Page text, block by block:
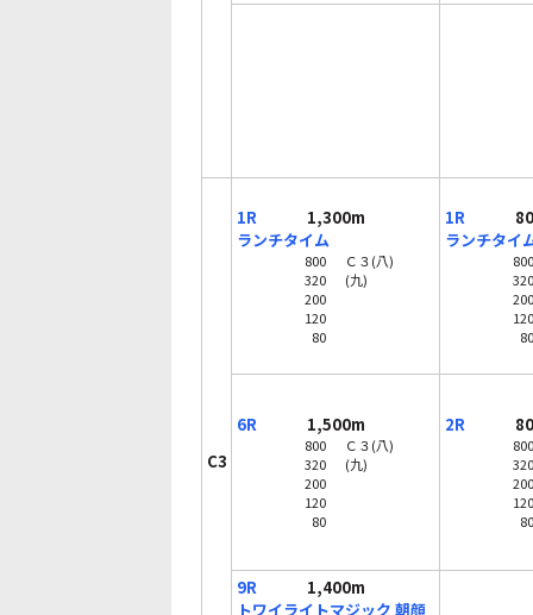
C3
1R
1,300m
ランチタイム
800
320
200
120
80
Ｃ３(八)
(九)
1R
ランチタイ
800
320
200
120
80
6R 1,500m
800
320
200
120
80
Ｃ３(八)
(九)
2R
800
320
200
120
80
9R
1,400m
トワイライトマジック 朝顔